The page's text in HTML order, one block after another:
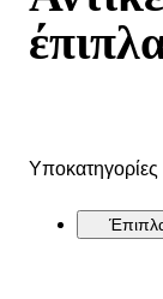
Υποκατηγορίες